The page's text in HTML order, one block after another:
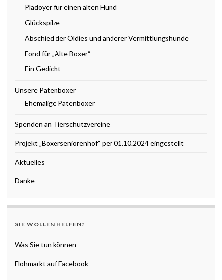
Plädoyer für einen alten Hund
Glückspilze
Abschied der Oldies und anderer Vermittlungshunde
Fond für „Alte Boxer“
Ein Gedicht
Unsere Patenboxer
Ehemalige Patenboxer
Spenden an Tierschutzvereine
Projekt „Boxerseniorenhof“ per 01.10.2024 eingestellt
Aktuelles
Danke
SIE WOLLEN HELFEN?
Was Sie tun können
Flohmarkt auf Facebook